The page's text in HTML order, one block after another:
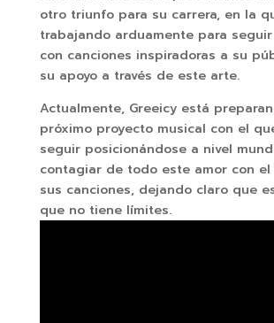
otro triunfo para su carrera, en la
trabajando arduamente para
con canciones inspiradoras a su
su apoyo a través de este arte.
Actualmente, Greeicy está
próximo proyecto musical con el
seguir posicionándose a nivel
contagiar de todo este amor con el
sus canciones, dejando claro que
que no tiene límites.